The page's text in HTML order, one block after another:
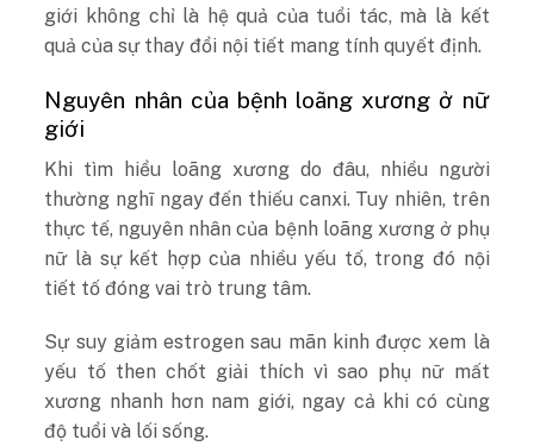
giới không chỉ là hệ quả của tuổi tác, mà là kết
quả của sự thay đổi nội tiết mang tính quyết định.
Nguyên nhân của bệnh loãng xương ở nữ
giới
Khi tìm hiểu loãng xương do đâu, nhiều người
thường nghĩ ngay đến thiếu canxi. Tuy nhiên, trên
thực tế, nguyên nhân của bệnh loãng xương ở phụ
nữ là sự kết hợp của nhiều yếu tố, trong đó nội
tiết tố đóng vai trò trung tâm.
Sự suy giảm estrogen sau mãn kinh được xem là
yếu tố then chốt giải thích vì sao phụ nữ mất
xương nhanh hơn nam giới, ngay cả khi có cùng
độ tuổi và lối sống.